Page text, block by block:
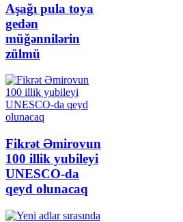
Aşağı pula toya
gedən
müğənnilərin
zülmü
Fikrət Əmirovun
100 illik yubileyi
UNESCO-da
qeyd olunacaq